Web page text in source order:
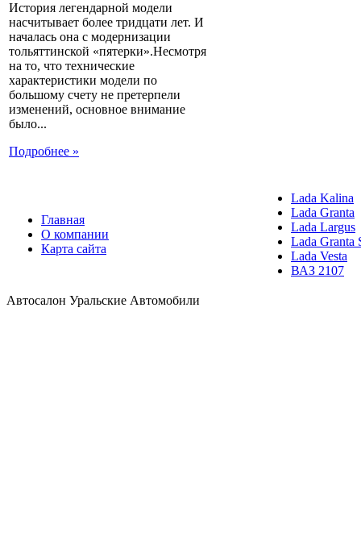
История легендарной модели
насчитывает более тридцати лет. И
началась она с модернизации
тольяттинской «пятерки».Несмотря
на то, что технические
характеристики модели по
большому счету не претерпели
изменений, основное внимание
было...
Подробнее »
Главная
О компании
Карта сайта
Lada Kalina
Lada Granta
Lada Largus
Lada Granta
Lada Vesta
ВАЗ 2107
Автосалон Уральские Автомобили